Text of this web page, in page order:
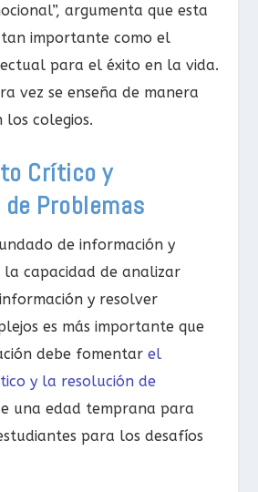
argumenta que esta
tan importante como el
para el éxito en la vida.
vez se enseña de manera
colegios.
Crítico y
Problemas
de información y
la capacidad de analizar
y resolver
es más importante que
debe fomentarel
y la resolución de
una edad temprana para
para los desafíos